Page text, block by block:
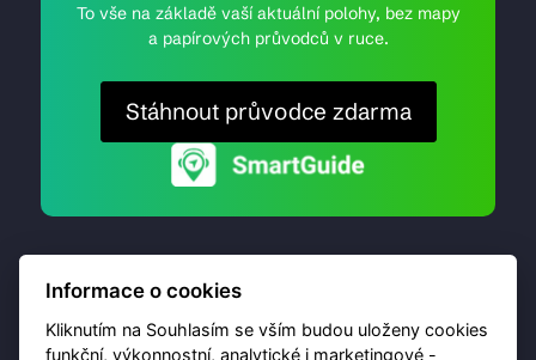
To vše na základě vaší aktuální polohy, bez mapy
a papírových průvodců v ruce.
Stáhnout průvodce zdarma
Informace o cookies
Kliknutím na Souhlasím se vším budou uloženy cookies
funkční, výkonnostní, analytické i marketingové -